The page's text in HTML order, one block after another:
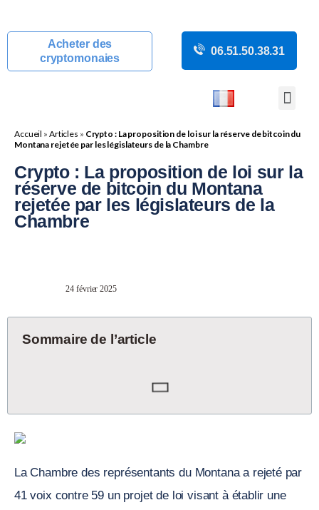
Acheter des
cryptomonaies
06.51.50.38.31
Accueil » Articles » Crypto : La proposition de loi sur la réserve de bitcoin du
Montana rejetée par les législateurs de la Chambre
Crypto : La proposition de loi sur la
réserve de bitcoin du Montana
rejetée par les législateurs de la
Chambre
24 février 2025
Sommaire de l’article
La Chambre des représentants du Montana a rejeté par
41 voix contre 59 un projet de loi visant à établir une